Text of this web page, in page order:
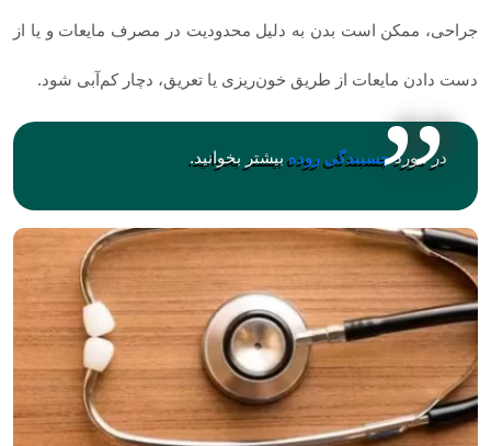
جراحی، ممکن است بدن به دلیل محدودیت در مصرف مایعات و یا از
دست‌ دادن مایعات از طریق خون‌ریزی یا تعریق، دچار کم‌آبی شود.
در موردچسبندگی رودهبیشتر بخوانید.